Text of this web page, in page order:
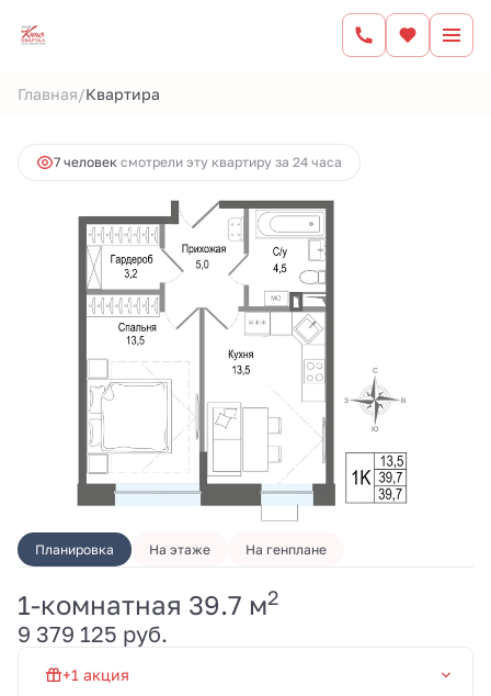
Главная/Квартира
Ипотекаот 38 887 руб.
7 человек смотрели эту квартиру за 24 часа
Планировка На этаже На генплане
1-комнатная 39.7 м2
9 379 125 руб.
+1 акция
Первый взнос от 20% и
платежи 100 000 руб./
мес. до 20.03.2028.